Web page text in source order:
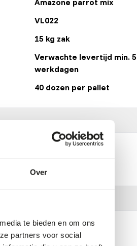
Over
te bieden en om ons
partners voor social
Amazone parrot mix
VL022
15 kg zak
Verwachte levertijd min. 5
werkdagen
40 dozen per pallet
Versele Laga